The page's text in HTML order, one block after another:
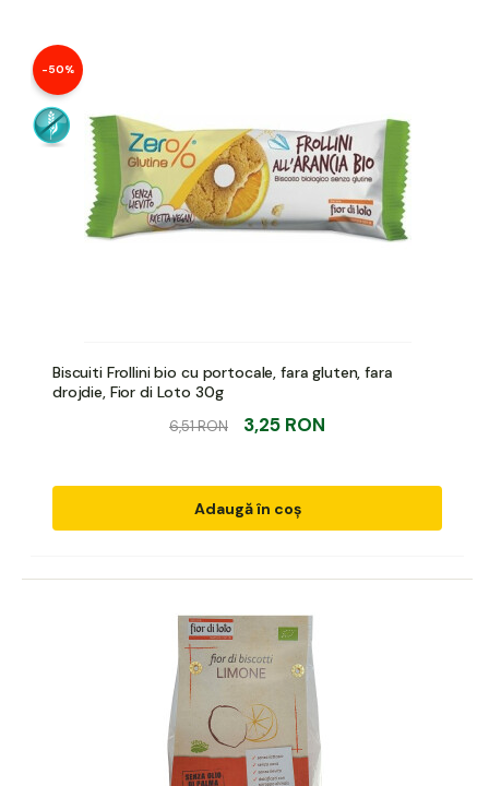
-50%
Biscuiti Frollini bio cu portocale, fara gluten, fara
drojdie, Fior di Loto 30g
6,51 RON 3,25 RON
Adaugă în coș